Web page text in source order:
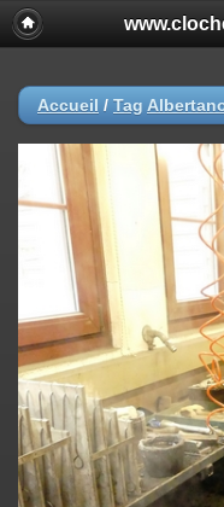
Accueil / Tag